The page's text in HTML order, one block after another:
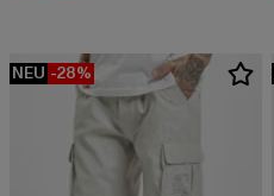
NEU -28%